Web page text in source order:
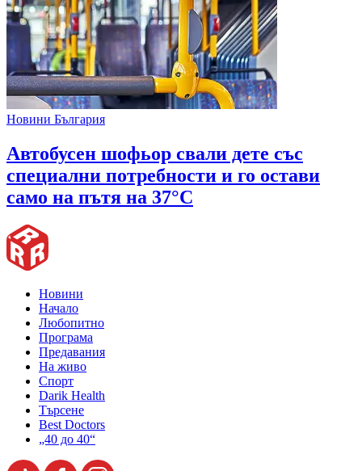
Новини България
Автобусен шофьор свали дете със
специални потребности и го остави
само на пътя на 37°C
Новини
Начало
Любопитно
Програма
Предавания
На живо
Спорт
Darik Health
Търсене
Best Doctors
„40 до 40“